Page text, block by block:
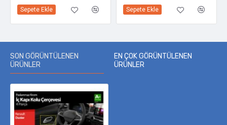
Sepete Ekle Sepete Ekle
SON GÖRÜNTÜLENEN
ÜRÜNLER
EN ÇOK GÖRÜNTÜLENEN
ÜRÜNLER